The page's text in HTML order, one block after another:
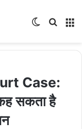
Search
Switch
Case:
सकता है